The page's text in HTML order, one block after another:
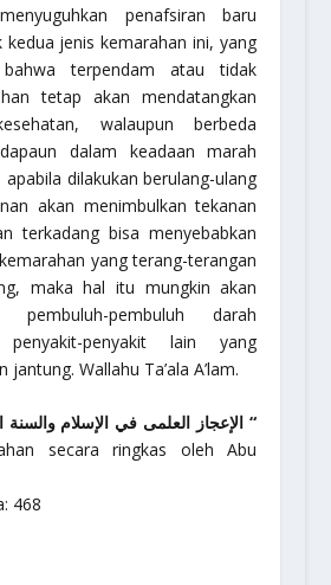
penafsiran baru
jenis kemarahan ini, yang
bahwa terpendam atau tidak
tetap akan mendatangkan
walaupun berbeda
dalam keadaan marah
dilakukan berulang-ulang
akan menimbulkan tekanan
terkadang bisa menyebabkan
yang terang-terangan
maka hal itu mungkin akan
pembuluh-pembuluh darah
penyakit lain yang
jantung. Wallahu Ta’ala A’lam.
” الإعجاز العلمى في الإسلام والسنة النبوية “
secara ringkas oleh Abu
468